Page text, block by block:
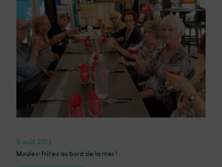
8 août 2023
Moules-frites au bord de la mer !